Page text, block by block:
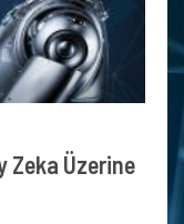
Zeka Üzerine